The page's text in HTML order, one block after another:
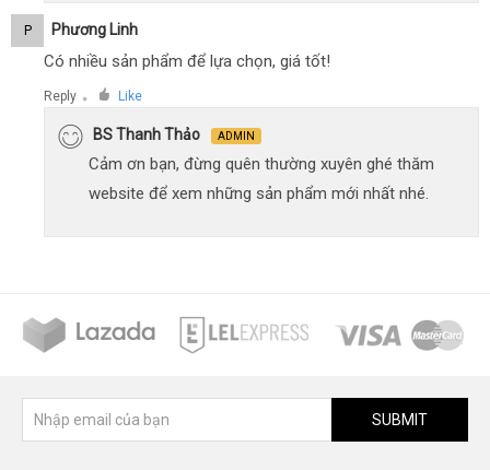
P Phương Linh
Có nhiều sản phẩm để lựa chọn, giá tốt!
Reply ● Like
BS Thanh Thảo ADMIN
Cảm ơn bạn, đừng quên thường xuyên ghé thăm
website để xem những sản phẩm mới nhất nhé.
SUBMIT